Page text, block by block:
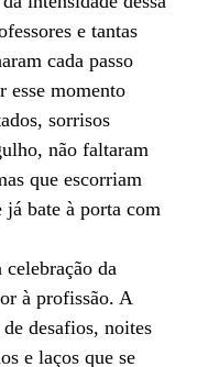
e tantas
cada passo
esse momento
sorrisos
não faltaram
que escorriam
já bate à porta com
da
à profissão. A
desafios, noites
e laços que se